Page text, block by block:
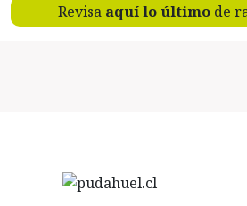
Revisa aquí lo últimode